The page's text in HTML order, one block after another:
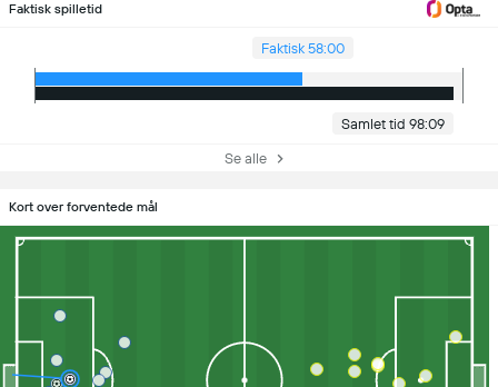
Faktisk spilletid
Faktisk 58:00
Samlet tid 98:09
Se alle
Kort over forventede mål